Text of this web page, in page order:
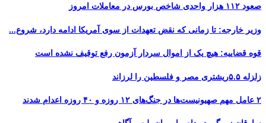
صعود ۱۱۲ هزار واحدی شاخص بورس در معاملات امروز
وزیر خارجه: تا زمانی که نقض تعهدات از سوی آمریکا ادامه دارد، شروع...
قوه قضاییه: هیچ یک از اموال سردار آزمون رفع توقیف نشده است
زلزله ۵.۵ریشتری مصر و فلسطین را لرزاند
۲ عامل مهم صهیونیست‌ها در جنگ‌های ۱۲ روزه و ۴۰ روزه اعدام شدند